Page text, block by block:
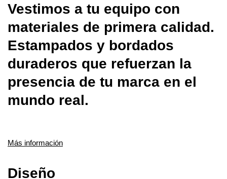
Vestimos a tu equipo con
materiales de primera calidad.
Estampados y bordados
duraderos que refuerzan la
presencia de tu marca en el
mundo real.
Más información
Diseño